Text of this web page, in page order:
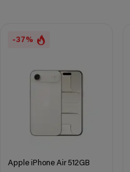
-37%
Apple iPhone Air 512GB